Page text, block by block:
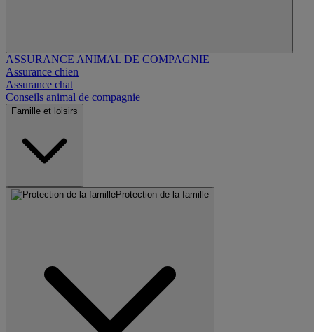
ASSURANCE ANIMAL DE COMPAGNIE
Assurance chien
Assurance chat
Conseils animal de compagnie
Famille et loisirs
Protection de la famille